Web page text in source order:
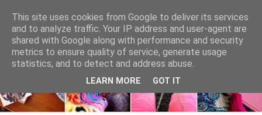
This site uses cookies from Google to deliver its services
and to analyze traffic. Your IP address and user-agent are
shared with Google along with performance and security
metrics to ensure quality of service, generate usage
statistics, and to detect and address abuse.
LEARN MORE GOT IT